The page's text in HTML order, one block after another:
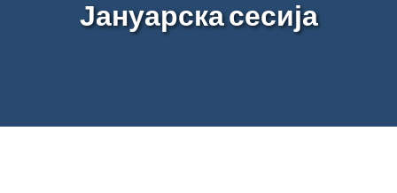
Јануарска сесија